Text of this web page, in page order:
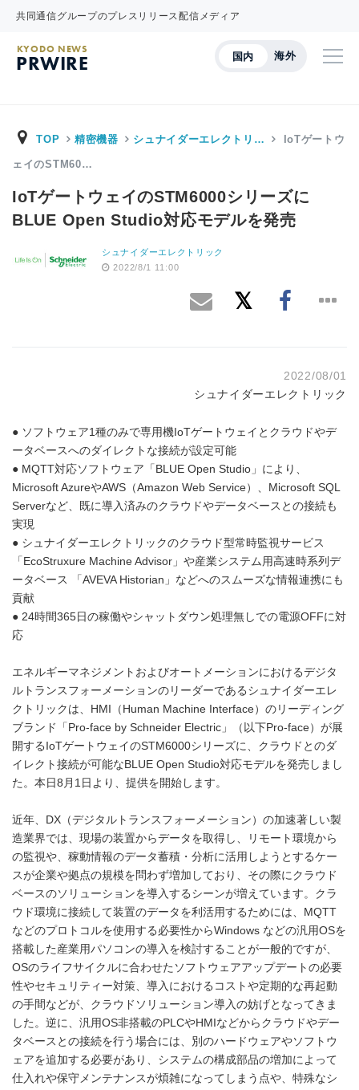
共同通信グループのプレスリリース配信メディア
国内 海外
KYODO NEWS
PRWIRE
TOP 精密機器 シュナイダーエレクトリ… IoTゲートウ
ェイのSTM60…
IoTゲートウェイのSTM6000シリーズに
BLUE Open Studio対応モデルを発売
シュナイダーエレクトリック
2022/8/1 11:00
2022/08/01
シュナイダーエレクトリック
● ソフトウェア1種のみで専用機IoTゲートウェイとクラウドやデ
ータベースへのダイレクトな接続が設定可能
● MQTT対応ソフトウェア「BLUE Open Studio」により、
Microsoft AzureやAWS（Amazon Web Service）、Microsoft SQL
Serverなど、既に導入済みのクラウドやデータベースとの接続も
実現
● シュナイダーエレクトリックのクラウド型常時監視サービス
「EcoStruxure Machine Advisor」や産業システム用高速時系列デ
ータベース 「AVEVA Historian」などへのスムーズな情報連携にも
貢献
● 24時間365日の稼働やシャットダウン処理無しでの電源OFFに対
応
エネルギーマネジメントおよびオートメーションにおけるデジタ
ルトランスフォーメーションのリーダーであるシュナイダーエレ
クトリックは、HMI（Human Machine Interface）のリーディング
ブランド「Pro-face by Schneider Electric」（以下Pro-face）が展
開するIoTゲートウェイのSTM6000シリーズに、クラウドとのダ
イレクト接続が可能なBLUE Open Studio対応モデルを発売しまし
た。本日8月1日より、提供を開始します。
近年、DX（デジタルトランスフォーメーション）の加速著しい製
造業界では、現場の装置からデータを取得し、リモート環境から
の監視や、稼動情報のデータ蓄積・分析に活用しようとするケー
スが企業や拠点の規模を問わず増加しており、その際にクラウド
ベースのソリューションを導入するシーンが増えています。クラ
ウド環境に接続して装置のデータを利活用するためには、MQTT
などのプロトコルを使用する必要性からWindows などの汎用OSを
搭載した産業用パソコンの導入を検討することが一般的ですが、
OSのライフサイクルに合わせたソフトウェアアップデートの必要
性やセキュリティー対策、導入におけるコストや定期的な再起動
の手間などが、クラウドソリューション導入の妨げとなってきま
した。逆に、汎用OS非搭載のPLCやHMIなどからクラウドやデー
タベースとの接続を行う場合には、別のハードウェアやソフトウ
ェアを追加する必要があり、システムの構成部品の増加によって
仕入れや保守メンテナンスが煩雑になってしまう点や、特殊なシ